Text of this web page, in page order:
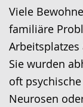
wechseln.
Deutscher
wird
angezeigt.
Viele
familiäre
Sie wurden
oft
Neurosen